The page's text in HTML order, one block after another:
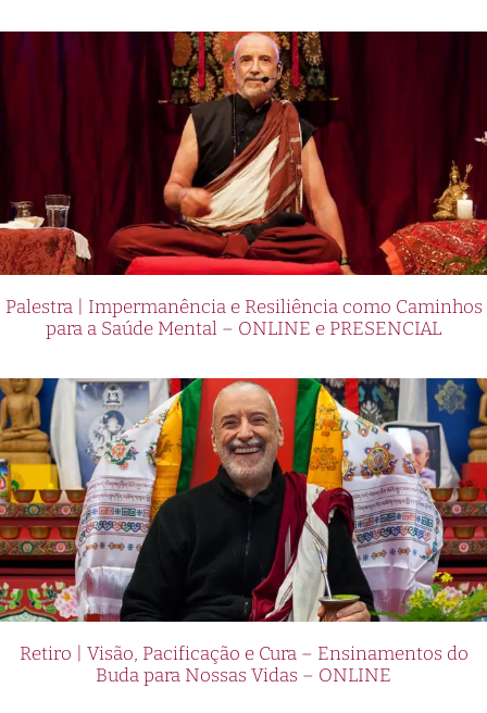
Palestra | Impermanência e Resiliência como Caminhos
para a Saúde Mental – ONLINE e PRESENCIAL
Retiro | Visão, Pacificação e Cura – Ensinamentos do
Buda para Nossas Vidas – ONLINE